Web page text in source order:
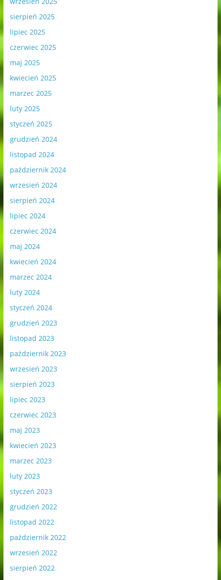
sierpień 2025
lipiec 2025
czerwiec 2025
maj 2025
kwiecień 2025
marzec 2025
luty 2025
styczeń 2025
grudzień 2024
listopad 2024
październik 2024
wrzesień 2024
sierpień 2024
lipiec 2024
czerwiec 2024
maj 2024
kwiecień 2024
marzec 2024
luty 2024
styczeń 2024
grudzień 2023
listopad 2023
październik 2023
wrzesień 2023
sierpień 2023
lipiec 2023
czerwiec 2023
maj 2023
kwiecień 2023
marzec 2023
luty 2023
styczeń 2023
grudzień 2022
listopad 2022
październik 2022
wrzesień 2022
sierpień 2022